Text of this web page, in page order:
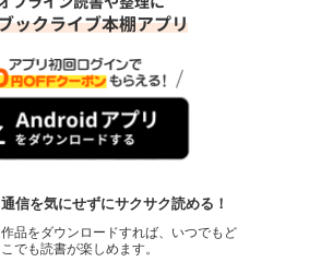
通信を気にせずにサクサク読める！
作品をダウンロードすれば、いつでもど
こでも読書が楽しめます。